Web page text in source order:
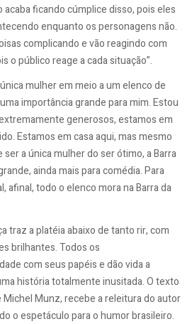
ficando cúmplice disso, pois eles
enquanto os personagens não.
complicando e vão reagindo com
o público reage a cada situação”.
mulher em meio a um elenco de
importância grande para mim. Estou
generosos, estamos em
Estamos em casa aqui, mas mesmo
a única mulher do ser ótimo, a Barra
ainda mais para comédia. Para
afinal, todo o elenco mora na Barra da
traz a platéia abaixo de tanto rir, com
brilhantes. Todos os
com seus papéis e dão vida a
história totalmente inusitada. O texto
Munz, recebe a releitura do autor
o espetáculo para o humor brasileiro.